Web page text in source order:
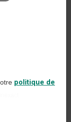
politique de